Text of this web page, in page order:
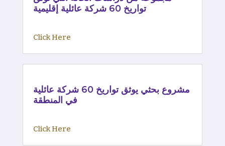
تواريخ 60 شركة عائلية إقليمية
Click Here
مشروع بحثي يوثق تواريخ 60 شركة عائلية
في المنطقة
Click Here